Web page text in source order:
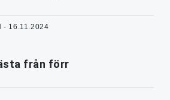
- 16.11.2024
från förr